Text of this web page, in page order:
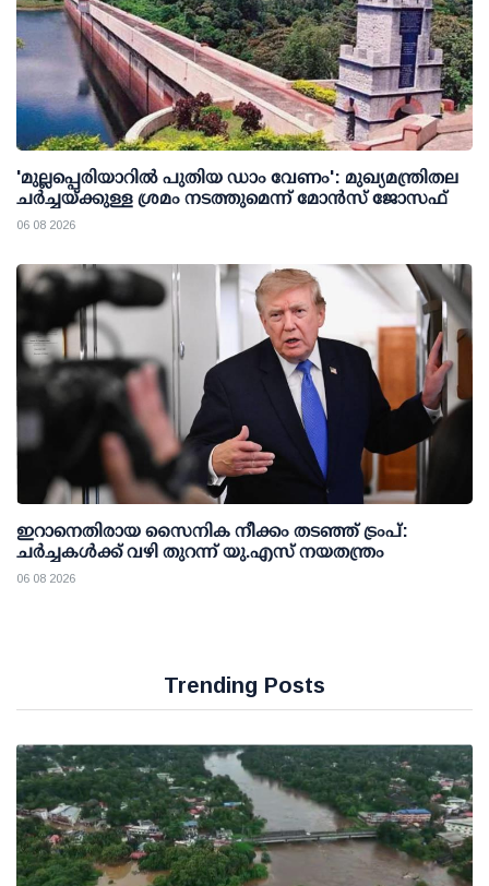
'മുല്ലപ്പെരിയാറില്‍ പുതിയ ഡാം വേണം': മുഖ്യമന്ത്രിതല
ചര്‍ച്ചയ്ക്കുള്ള ശ്രമം നടത്തുമെന്ന് മോന്‍സ് ജോസഫ്
06 08 2026
ഇറാനെതിരായ സൈനിക നീക്കം തടഞ്ഞ് ട്രംപ്:
ചര്‍ച്ചകള്‍ക്ക് വഴി തുറന്ന് യു.എസ് നയതന്ത്രം
06 08 2026
Trending Posts